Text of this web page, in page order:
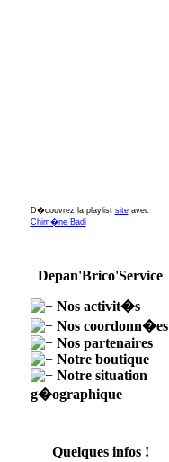
D�couvrez la playlist siteavec
Chim�ne Badi
Depan'Brico'Service
Nos activit�s
Nos coordonn�es
Nos partenaires
Notre boutique
Notre situation
g�ographique
Quelques infos !